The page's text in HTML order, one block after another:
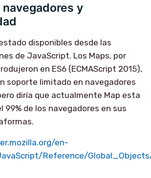
y
disponibles desde las
de JavaScript. Los Maps, por
en ES6 (ECMAScript 2015),
soporte limitado en navegadores
diría que actualmente Map esta
99% de los navegadores en sus
en-
Reference/